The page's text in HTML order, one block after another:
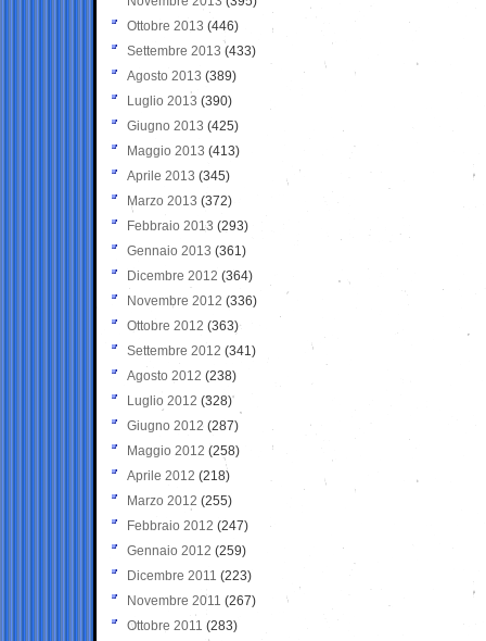
Ottobre 2013 (446)
Settembre 2013 (433)
Agosto 2013 (389)
Luglio 2013 (390)
Giugno 2013 (425)
Maggio 2013 (413)
Aprile 2013 (345)
Marzo 2013 (372)
Febbraio 2013 (293)
Gennaio 2013 (361)
Dicembre 2012 (364)
Novembre 2012 (336)
Ottobre 2012 (363)
Settembre 2012 (341)
Agosto 2012 (238)
Luglio 2012 (328)
Giugno 2012 (287)
Maggio 2012 (258)
Aprile 2012 (218)
Marzo 2012 (255)
Febbraio 2012 (247)
Gennaio 2012 (259)
Dicembre 2011 (223)
Novembre 2011 (267)
Ottobre 2011 (283)